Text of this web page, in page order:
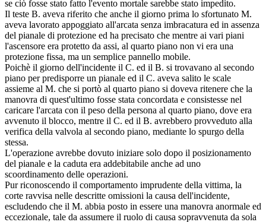
se ciò fosse stato fatto l'evento mortale sarebbe stato impedito.
Il teste B. aveva riferito che anche il giorno prima lo sfortunato M.
aveva lavorato appoggiato all'arcata senza imbracatura ed in assenza
del pianale di protezione ed ha precisato che mentre ai vari piani
l'ascensore era protetto da assi, al quarto piano non vi era una
protezione fissa, ma un semplice pannello mobile.
Poichè il giorno dell'incidente il C. ed il B. si trovavano al secondo
piano per predisporre un pianale ed il C. aveva salito le scale
assieme al M. che si portò al quarto piano si doveva ritenere che la
manovra di quest'ultimo fosse stata concordata e consistesse nel
caricare l'arcata con il peso della persona al quarto piano, dove era
avvenuto il blocco, mentre il C. ed il B. avrebbero provveduto alla
verifica della valvola al secondo piano, mediante lo spurgo della
stessa.
L'operazione avrebbe dovuto iniziare solo dopo il posizionamento
del pianale e la caduta era addebitabile anche ad uno
scoordinamento delle operazioni.
Pur riconoscendo il comportamento imprudente della vittima, la
corte ravvisa nelle descritte omissioni la causa dell'incidente,
escludendo che il M. abbia posto in essere una manovra anormale ed
eccezionale, tale da assumere il ruolo di causa sopravvenuta da sola